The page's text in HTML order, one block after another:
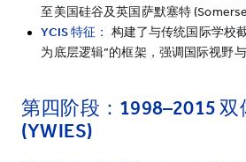
至美国硅谷及英国萨默塞特
YCIS特征： 构建了与传统国际学校
为底层逻辑”的框架，强调国际视野与
第四阶段： 1998–2015双
(YWIES)